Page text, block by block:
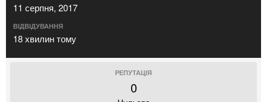
11 серпня, 2017
ВІДВІДУВАННЯ
18 хвилин тому
РЕПУТАЦІЯ
0